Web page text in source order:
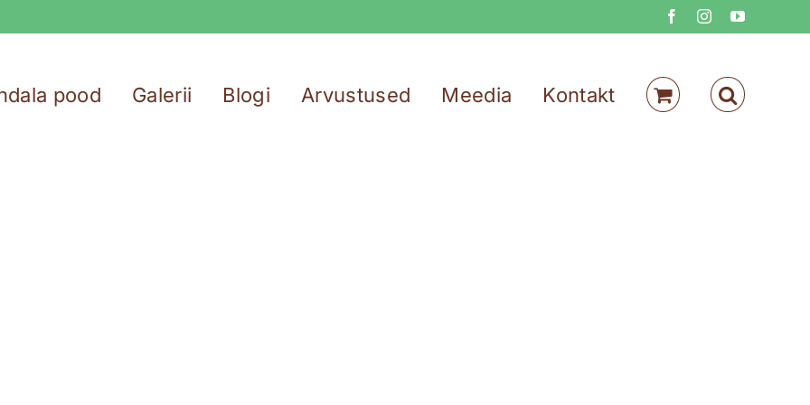
FacebookInstagramYouTube
pood Galerii Blogi Arvustused Meedia Kontakt